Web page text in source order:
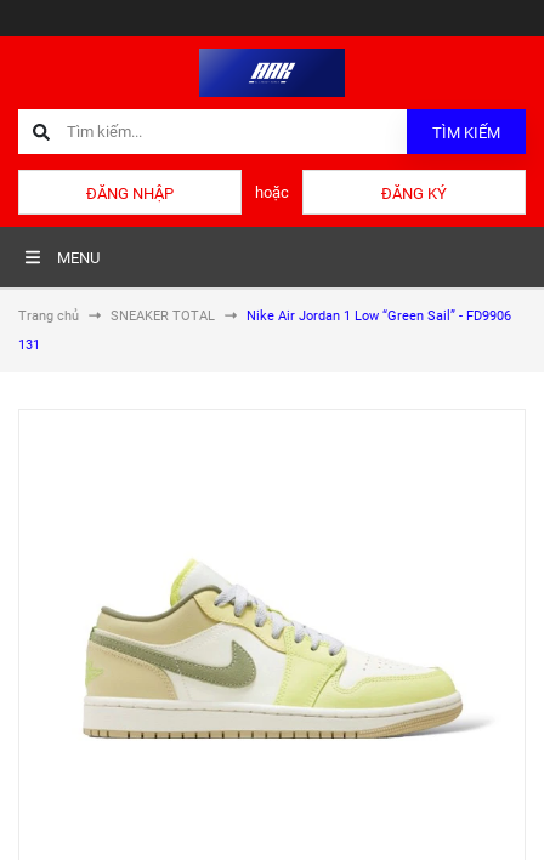
TÌM KIẾM
ĐĂNG NHẬP hoặc ĐĂNG KÝ
MENU
Trang chủ SNEAKER TOTAL
Nike Air Jordan 1 Low “Green Sail” - FD9906
131